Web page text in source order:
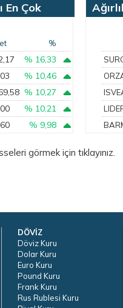
En Çok
%
% 16,33
% 10,46
% 10,27
% 10,21
% 9,98
görmek için tıklayınız.
DÖVİZ
Döviz Kuru
Dolar Kuru
Euro Kuru
Pound Kuru
Frank Kuru
Rus Rublesi Kuru